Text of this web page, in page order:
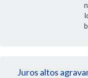
Juros altos